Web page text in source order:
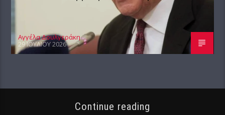
Αγγέλα Δουλγεράκη
29 ΙΟΥΛΊΟΥ 2026
Continue reading